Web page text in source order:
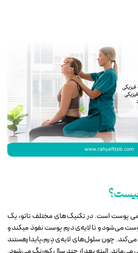
چیست؟
پوست است. در تکنیک‌های مختلف تاتو، یک
می‌شود و تا لایه‌ی درم پوست نفوذ میکند و
چون سلول‌های لایه‌ی دِرم،پایدارهستند